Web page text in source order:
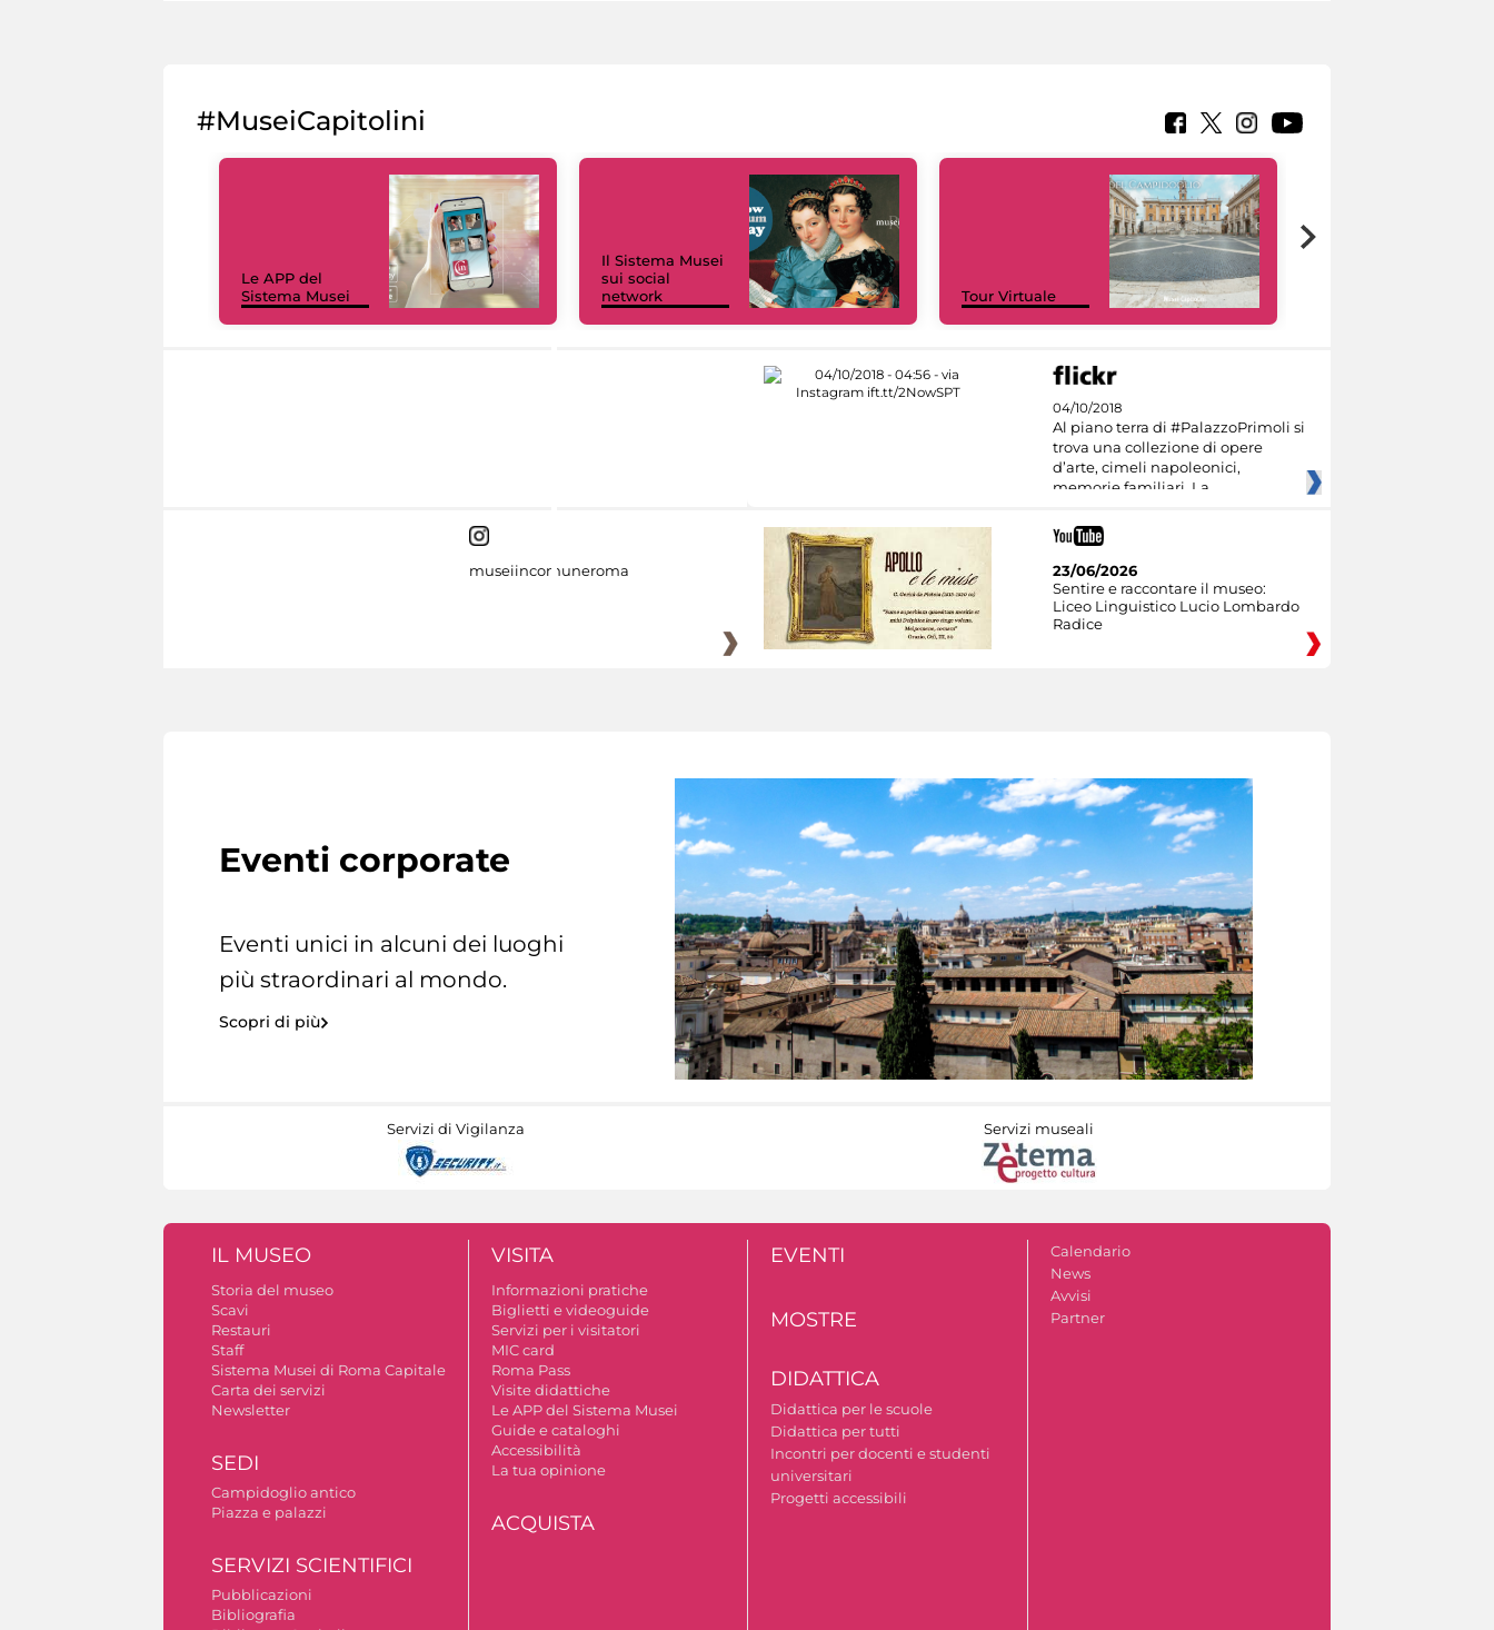
#MuseiCapitolini
Le APP del
Sistema Musei
Il Sistema Musei
sui social
network
Tour Virtuale
04/10/2018
Al piano terra di #PalazzoPrimoli si
trova una collezione di opere
d’arte, cimeli napoleonici,
memorie familiari. La
museiincomuneroma
23/06/2026
Sentire e raccontare il museo:
Liceo Linguistico Lucio Lombardo
Radice
Eventi corporate
Eventi unici in alcuni dei luoghi
più straordinari al mondo.
Scopri di più
Servizi di Vigilanza Servizi museali
IL MUSEO
Storia del museo
Scavi
Restauri
Staff
Sistema Musei di Roma Capitale
Carta dei servizi
Newsletter
SEDI
Campidoglio antico
Piazza e palazzi
SERVIZI SCIENTIFICI
Pubblicazioni
Bibliografia
VISITA
Informazioni pratiche
Biglietti e videoguide
Servizi per i visitatori
MIC card
Roma Pass
Visite didattiche
Le APP del Sistema Musei
Guide e cataloghi
Accessibilità
La tua opinione
ACQUISTA
EVENTI
MOSTRE
DIDATTICA
Didattica per le scuole
Didattica per tutti
Incontri per docenti e studenti
universitari
Progetti accessibili
Calendario
News
Avvisi
Partner